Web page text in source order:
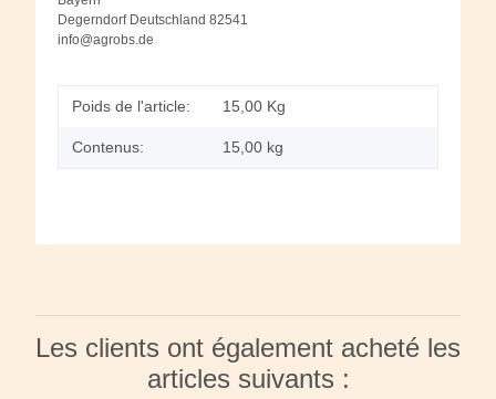
Degerndorf Deutschland 82541
info@agrobs.de
Poids de l'article: 15,00 Kg
Contenus: 15,00 kg
Les clients ont également acheté les
articles suivants :